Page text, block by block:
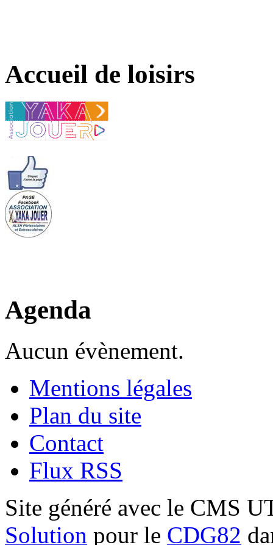
Accueil de loisirs
Agenda
Aucun évènement.
Mentions légales
Plan du site
Contact
Flux RSS
Site généré avec le CMS
Solution pour le CDG82